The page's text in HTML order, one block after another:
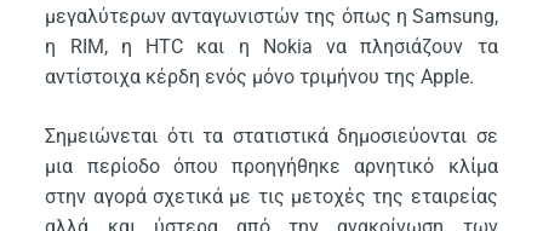
μεγαλύτερων ανταγωνιστών της όπως η Samsung,
η RIM, η HTC και η Nokia να πλησιάζουν τα
αντίστοιχα κέρδη ενός μόνο τριμήνου της Apple.
Σημειώνεται ότι τα στατιστικά δημοσιεύονται σε
μια περίοδο όπου προηγήθηκε αρνητικό κλίμα
στην αγορά σχετικά με τις μετοχές της εταιρείας